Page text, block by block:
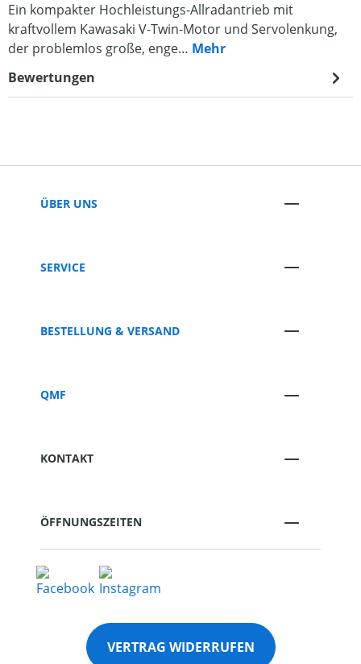
Ein kompakter Hochleistungs-Allradantrieb mit
kraftvollem Kawasaki V-Twin-Motor und Servolenkung,
der problemlos große, enge… Mehr
Bewertungen
ÜBER UNS
SERVICE
BESTELLUNG & VERSAND
QMF
KONTAKT
ÖFFNUNGSZEITEN
VERTRAG WIDERRUFEN